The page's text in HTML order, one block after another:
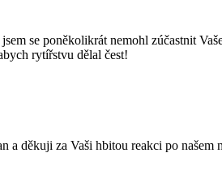
se poněkolikrát nemohl zúčastnit
rytířstvu dělal čest!
a děkuji za Vaši hbitou reakci po